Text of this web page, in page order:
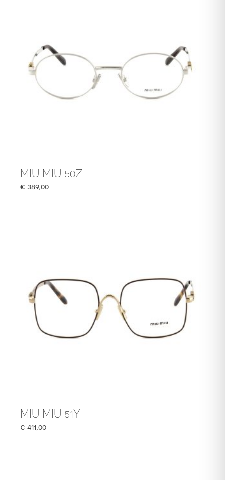
MIU MIU 50Z
€ 389,00
MIU MIU 51Y
€ 411,00